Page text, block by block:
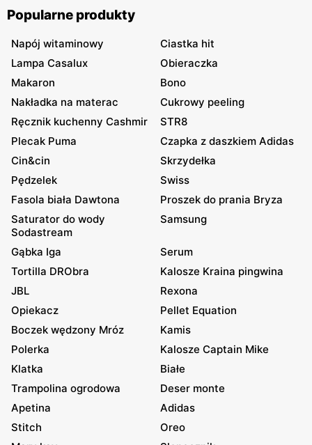
Popularne produkty
Napój witaminowy
Ciastka hit
Lampa Casalux
Obieraczka
Makaron
Bono
Nakładka na materac
Cukrowy peeling
Ręcznik kuchenny Cashmir
STR8
Plecak Puma
Czapka z daszkiem Adidas
Cin&cin
Skrzydełka
Pędzelek
Swiss
Fasola biała Dawtona
Proszek do prania Bryza
Saturator do wody
Sodastream
Samsung
Gąbka Iga
Serum
Tortilla DRObra
Kalosze Kraina pingwina
JBL
Rexona
Opiekacz
Pellet Equation
Boczek wędzony Mróz
Kamis
Polerka
Kalosze Captain Mike
Klatka
Białe
Trampolina ogrodowa
Deser monte
Apetina
Adidas
Stitch
Oreo